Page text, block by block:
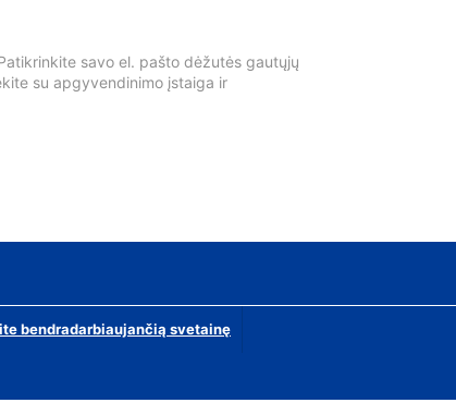
savo el. pašto dėžutės gautųjų
su apgyvendinimo įstaiga ir
bendradarbiaujančią svetainę